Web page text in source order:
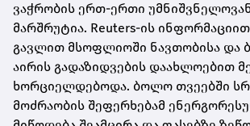
ვაჭრობის ერთ-ერთი
მარშრუტია. Reuters-ის
გავლით მსოფლიოში ნავთობისა და
აირის გადაზიდვების დაახლოებით
ხორციელდებოდა. ბოლო თვეებში
მოძრაობის შეფერხებამ